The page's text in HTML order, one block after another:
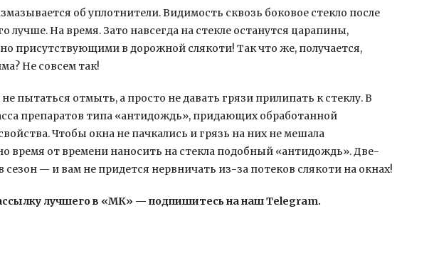
об уплотнители. Видимость сквозь боковое стекло после
лучше. На время. Зато навсегда на стекле останутся царапины,
присутствующими в дорожной слякоти! Так что же, получается,
Не совсем так!
пытаться отмыть, а просто не давать грязи прилипать к стеклу. В
препаратов типа «антидождь», придающих обработанной
Чтобы окна не пачкались и грязь на них не мешала
время от времени наносить на стекла подобный «антидождь». Две-
— и вам не придется нервничать из-за потеков слякоти на окнах!
лучшего в «МК» — подпишитесь на наш Telegram.